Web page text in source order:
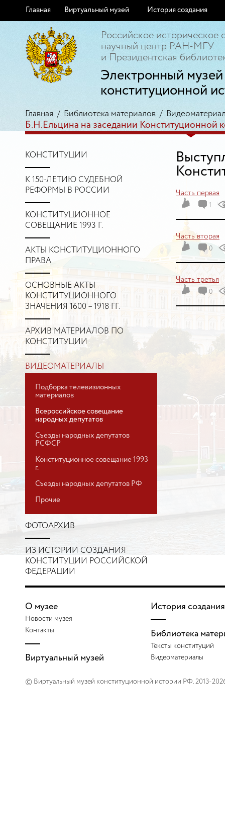
Главная Виртуальный музей История создания
Российское историческое
научный центр РАН-МГУ
и Президентская
Электронный музей
конституционной
Главная / Библиотека материалов /
Б.Н.Ельцина на заседании Конституционной
КОНСТИТУЦИИ
К 150-ЛЕТИЮ СУДЕБНОЙ
РЕФОРМЫ В РОССИИ
КОНСТИТУЦИОННОЕ
СОВЕЩАНИЕ 1993 Г.
АКТЫ КОНСТИТУЦИОННОГО
ПРАВА
ОСНОВНЫЕ АКТЫ
КОНСТИТУЦИОННОГО
ЗНАЧЕНИЯ 1600 – 1918 ГГ.
АРХИВ МАТЕРИАЛОВ ПО
КОНСТИТУЦИИ
ВИДЕОМАТЕРИАЛЫ
Подборка телевизионных
материалов
Всероссийское совещание
народных депутатов
Съезды народных депутатов
РСФСР
Конституционное совещание 1993
г.
Съезды народных депутатов РФ
Прочие
ФОТОАРХИВ
ИЗ ИСТОРИИ СОЗДАНИЯ
КОНСТИТУЦИИ РОССИЙСКОЙ
ФЕДЕРАЦИИ
Часть первая
1
Часть вторая
0
Часть третья
0
О музее
Новости музея
Контакты
Виртуальный музей
История создания
Библиотека
Тексты конституций
Видеоматериалы
© Виртуальный музей конституционной истории РФ. 2013-